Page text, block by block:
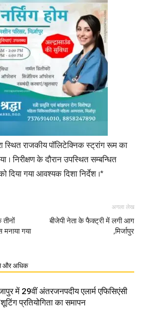
राजकीय पॉलिटेक्निक स्ट्रांग रूम का
। निरीक्षण के दौरान उपस्थित सम्बन्धित
दिया गया आवश्यक दिशा निर्देश ।*
मनाया गया
अगला लेख
बीजेपी नेता के फैक्ट्री में लगी आग
,मिर्जापुर
अधिक
में 29वीं अंतरजनपदीय एलार्म एफिसिएंसी
प्रतियोगिता का समापन